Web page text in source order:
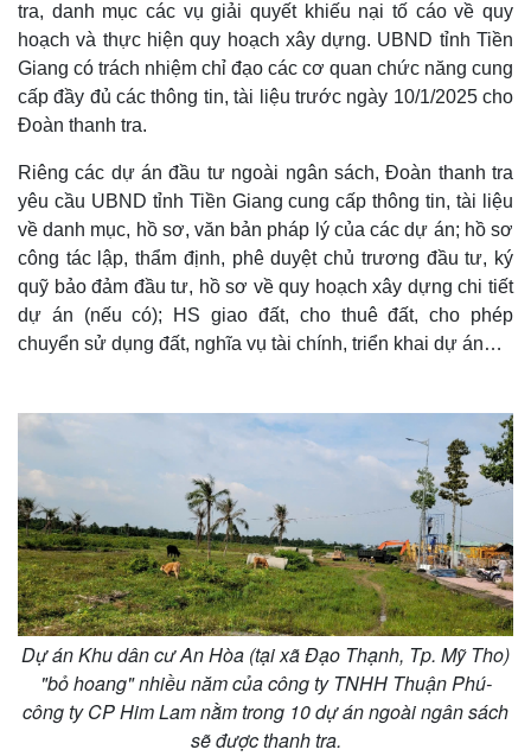
Thế giới
Quan sát
Cuộc sống đó đây
Hồ sơ
Multimedia
Video
Ảnh
E-Magazine
Infographic
tra, danh mục các vụ giải quyết khiếu nại tố cáo về quy
hoạch và thực hiện quy hoạch xây dựng. UBND tỉnh Tiền
Giang có trách nhiệm chỉ đạo các cơ quan chức năng cung
cấp đầy đủ các thông tin, tài liệu trước ngày 10/1/2025 cho
Đoàn thanh tra.
Riêng các dự án đầu tư ngoài ngân sách, Đoàn thanh tra
yêu cầu UBND tỉnh Tiền Giang cung cấp thông tin, tài liệu
về danh mục, hồ sơ, văn bản pháp lý của các dự án; hồ sơ
công tác lập, thẩm định, phê duyệt chủ trương đầu tư, ký
quỹ bảo đảm đầu tư, hồ sơ về quy hoạch xây dựng chi tiết
dự án (nếu có); HS giao đất, cho thuê đất, cho phép
chuyển sử dụng đất, nghĩa vụ tài chính, triển khai dự án…
Dự án Khu dân cư An Hòa (tại xã Đạo Thạnh, Tp. Mỹ Tho)
"bỏ hoang" nhiều năm của công ty TNHH Thuận Phú-
công ty CP Him Lam nằm trong 10 dự án ngoài ngân sách
sẽ được thanh tra.